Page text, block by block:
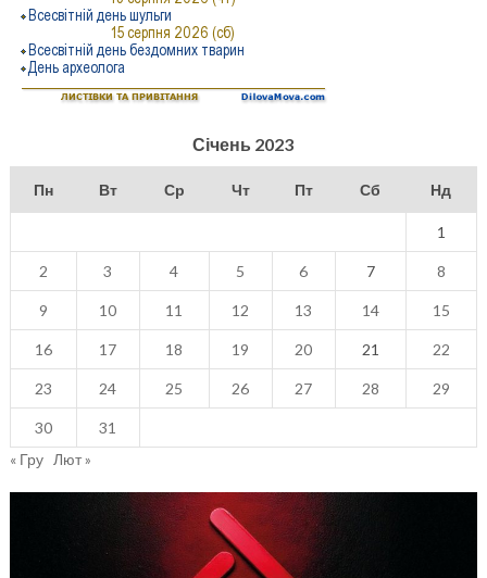
Січень 2023
Пн Вт Ср Чт Пт Сб Нд
1
2 3 4 5 6 7 8
9 10 11 12 13 14 15
16 17 18 19 20 21 22
23 24 25 26 27 28 29
30
31
« Гру Лют »